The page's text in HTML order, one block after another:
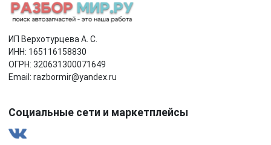
ИП Верхотурцева А. С.
ИНН: 165116158830
ОГРН: 320631300071649
Email: razbormir@yandex.ru
Социальные сети и маркетплейсы